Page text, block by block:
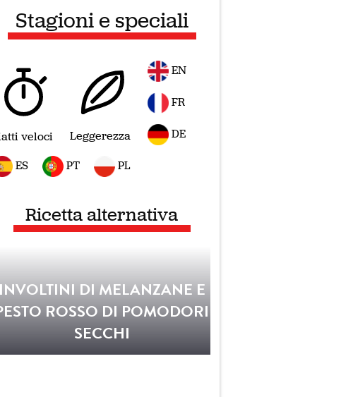
Stagioni e speciali
veloci Leggerezza
EN
FR
DE
ES PT PL
Ricetta alternativa
DI MELANZANE E
ROSSO DI POMODORI
SECCHI